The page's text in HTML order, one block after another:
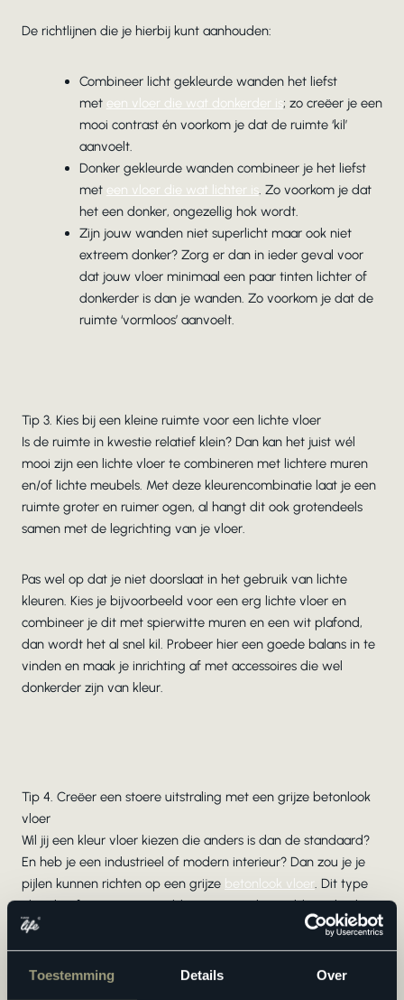
Toestemming Details Over
De richtlijnen die je hierbij kunt aanhouden:
Combineer licht gekleurde wanden het liefst
met een vloer die wat donkerder is; zo creëer je een
mooi contrast én voorkom je dat de ruimte ‘kil’
aanvoelt.
Donker gekleurde wanden combineer je het liefst
met een vloer die wat lichter is. Zo voorkom je dat
het een donker, ongezellig hok wordt.
Zijn jouw wanden niet superlicht maar ook niet
extreem donker? Zorg er dan in ieder geval voor
dat jouw vloer minimaal een paar tinten lichter of
donkerder is dan je wanden. Zo voorkom je dat de
ruimte ‘vormloos’ aanvoelt.
Tip 3. Kies bij een kleine ruimte voor een lichte vloer
Is de ruimte in kwestie relatief klein? Dan kan het juist wél
mooi zijn een lichte vloer te combineren met lichtere muren
en/of lichte meubels. Met deze kleurencombinatie laat je een
ruimte groter en ruimer ogen, al hangt dit ook grotendeels
samen met de legrichting van je vloer.
Pas wel op dat je niet doorslaat in het gebruik van lichte
kleuren. Kies je bijvoorbeeld voor een erg lichte vloer en
combineer je dit met spierwitte muren en een wit plafond,
dan wordt het al snel kil. Probeer hier een goede balans in te
vinden en maak je inrichting af met accessoires die wel
donkerder zijn van kleur.
Tip 4. Creëer een stoere uitstraling met een grijze betonlook
vloer
Wil jij een kleur vloer kiezen die anders is dan de standaard?
En heb je een industrieel of modern interieur? Dan zou je je
pijlen kunnen richten op een grijze betonlook vloer. Dit type
vloer heeft een stoer uiterlijk, maar straalt tegelijkertijd ook
luxe uit.
Een grijze vloer kun je in principe met veel kleuren